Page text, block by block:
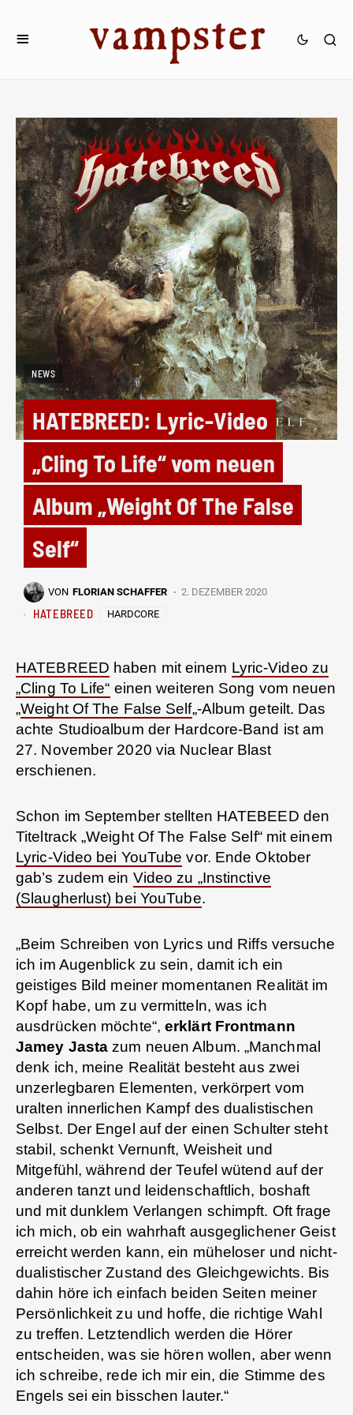
NEWS
HATEBREED: Lyric-Video
„Cling To Life“ vom neuen
Album „Weight Of The False
Self“
VON FLORIAN SCHAFFER 2. DEZEMBER 2020
HATEBREED HARDCORE
HATEBREED haben mit einem Lyric-Video zu
„Cling To Life“ einen weiteren Song vom neuen
„Weight Of The False Self„-Album geteilt. Das
achte Studioalbum der Hardcore-Band ist am
27. November 2020 via Nuclear Blast
erschienen.
Schon im September stellten HATEBEED den
Titeltrack „Weight Of The False Self“ mit einem
Lyric-Video bei YouTube vor. Ende Oktober
gab’s zudem ein Video zu „Instinctive
(Slaugherlust) bei YouTube.
„Beim Schreiben von Lyrics und Riffs versuche
ich im Augenblick zu sein, damit ich ein
geistiges Bild meiner momentanen Realität im
Kopf habe, um zu vermitteln, was ich
ausdrücken möchte“,erklärt Frontmann
Jamey Jasta zum neuen Album. „Manchmal
denk ich, meine Realität besteht aus zwei
unzerlegbaren Elementen, verkörpert vom
uralten innerlichen Kampf des dualistischen
Selbst. Der Engel auf der einen Schulter steht
stabil, schenkt Vernunft, Weisheit und
Mitgefühl, während der Teufel wütend auf der
anderen tanzt und leidenschaftlich, boshaft
und mit dunklem Verlangen schimpft. Oft frage
ich mich, ob ein wahrhaft ausgeglichener Geist
erreicht werden kann, ein müheloser und nicht-
dualistischer Zustand des Gleichgewichts. Bis
dahin höre ich einfach beiden Seiten meiner
Persönlichkeit zu und hoffe, die richtige Wahl
zu treffen. Letztendlich werden die Hörer
entscheiden, was sie hören wollen, aber wenn
ich schreibe, rede ich mir ein, die Stimme des
Engels sei ein bisschen lauter.“